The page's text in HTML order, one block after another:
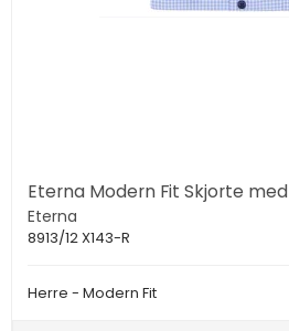
Eterna Modern Fit Skjorte
Eterna
8913/12 X143-R
Herre - Modern Fit